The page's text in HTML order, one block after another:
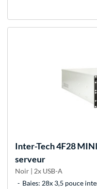
Inter-Tech4F28
serveur
Noir | 2x USB-A
Baies: 28x 3,5 pouce